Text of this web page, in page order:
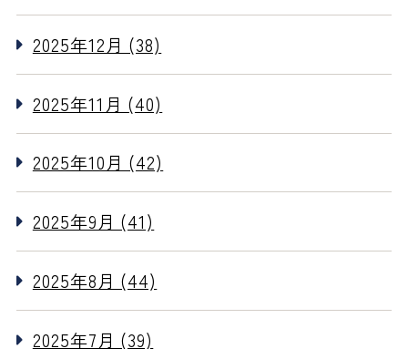
2025年12月 (38)
2025年11月 (40)
2025年10月 (42)
2025年9月 (41)
2025年8月 (44)
2025年7月 (39)